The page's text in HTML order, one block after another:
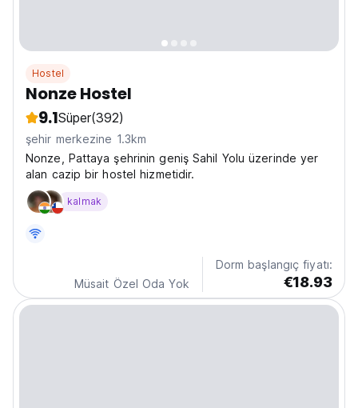
Hostel
Nonze Hostel
9.1Süper(392)
şehir merkezine 1.3km
Nonze, Pattaya şehrinin geniş Sahil Yolu üzerinde yer
alan cazip bir hostel hizmetidir.
kalmak
Müsait Özel Oda Yok
Dorm başlangıç fiyatı:
€18.93